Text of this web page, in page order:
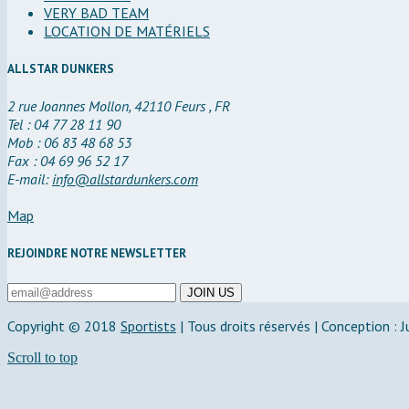
VERY BAD TEAM
LOCATION DE MATÉRIELS
ALLSTAR DUNKERS
2 rue Joannes Mollon, 42110 Feurs , FR
Tel : 04 77 28 11 90
Mob : 06 83 48 68 53
Fax : 04 69 96 52 17
E-mail: info@allstardunkers.com
Map
REJOINDRE NOTRE NEWSLETTER
Copyright © 2018 Sportists | Tous droits réservés | Conception :
Scroll to top